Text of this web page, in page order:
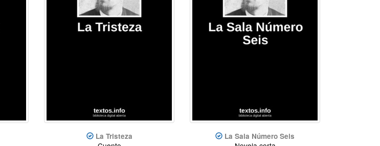
La Tristeza La Sala Número Seis